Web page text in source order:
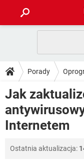
GRY
SPOTIFY
INSTAGRAM
WINDOWS 10
PORADY
PlayStation
GRY
SPOTIFY
WINDOWS 10
DO POBRANIA
ANDROID
GRY
FORUM
GRY
Porady
Jak
Internetem
Ostatnia aktualizacja: